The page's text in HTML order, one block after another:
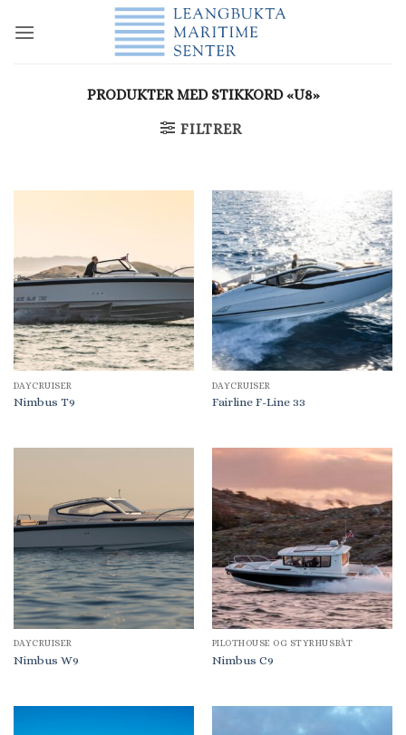
PRODUKTER MED STIKKORD «U8»
FILTRER
DAYCRUISER
Nimbus T9
DAYCRUISER
Fairline F-Line 33
DAYCRUISER
Nimbus W9
PILOTHOUSE OG STYRHUSBÅT
Nimbus C9